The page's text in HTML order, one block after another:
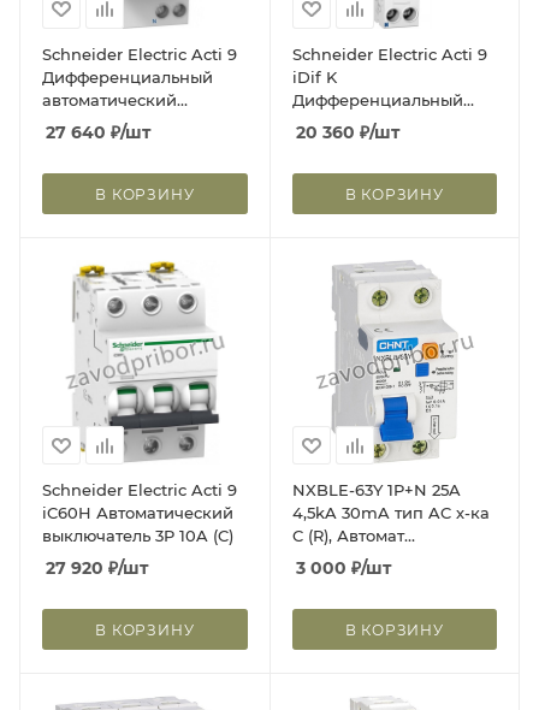
Schneider Electric Acti 9
Дифференциальный
автоматический
выключатель iDPN N
VIGI 6KA 10A C 30MA AC
27 640 ₽/шт
В КОРЗИНУ
Schneider Electric Acti 9
iDif K
Дифференциальный
автоматический
выключатель 6КА 25A C
20 360 ₽/шт
В КОРЗИНУ
Schneider Electric Acti 9
iC60H Автоматический
выключатель 3P 10A (C)
27 920 ₽/шт
В КОРЗИНУ
NXBLE-63Y 1P+N 25A
4,5kA 30mA тип AC х-ка
C (R), Автомат
дифференциальный
3 000 ₽/шт
В КОРЗИНУ